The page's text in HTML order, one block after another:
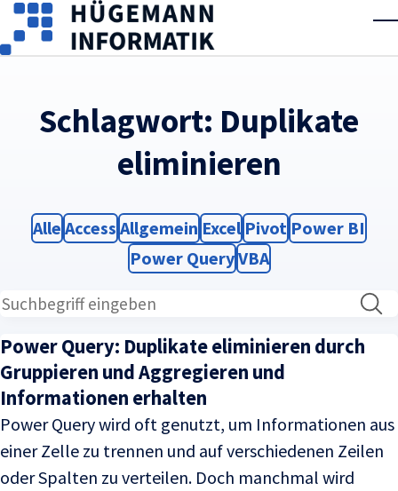
Skip to main content
Schlagwort: Duplikate
eliminieren
Filter
Alle Filter
Access Filter
Allgemein Filter
Excel Filter
Pivot Filter
Power BI
Filter
Power QueryFilter
VBA
Power Query: Duplikate eliminieren durch
Gruppieren und Aggregieren und
Informationen erhalten
Power Query wird oft genutzt, um Informationen aus
einer Zelle zu trennen und auf verschiedenen Zeilen
oder Spalten zu verteilen. Doch manchmal wird